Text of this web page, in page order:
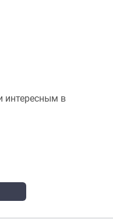
интересным в